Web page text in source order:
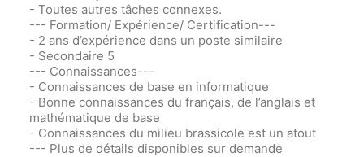
- Toutes autres tâches connexes.
--- Formation/ Expérience/ Certification---
- 2 ans d’expérience dans un poste similaire
- Secondaire 5
--- Connaissances---
- Connaissances de base en informatique
- Bonne connaissances du français, de l’anglais et
mathématique de base
- Connaissances du milieu brassicole est un atout
--- Plus de détails disponibles sur demande